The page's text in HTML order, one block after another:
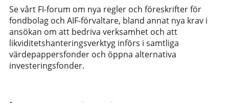
Se vårt FI-forum om nya regler och föreskrifter för
fondbolag och AIF-förvaltare, bland annat nya krav i
ansökan om att bedriva verksamhet och att
likviditetshanteringsverktyg införs i samtliga
värdepappersfonder och öppna alternativa
investeringsfonder.